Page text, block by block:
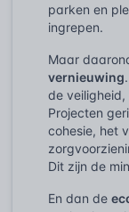
parken en
ingrepen.
Maar
vernieuwing
de veiligheid,
Projecten
cohesie, het
Dit zijn de
En dan de